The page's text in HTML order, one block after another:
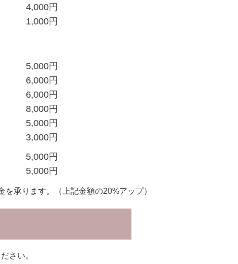
4,000円
1,000円
5,000円
6,000円
6,000円
8,000円
5,000円
3,000円
5,000円
5,000円
承ります。（上記金額の20%アップ）
さい。